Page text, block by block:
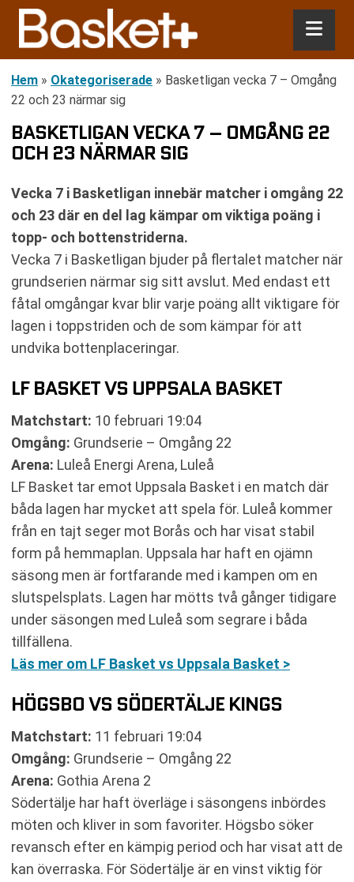
Hem » Okategoriserade » Basketligan vecka 7 – Omgång
22 och 23 närmar sig
BASKETLIGAN VECKA 7 – OMGÅNG 22
OCH 23 NÄRMAR SIG
Vecka 7 i Basketligan innebär matcher i omgång 22
och 23 där en del lag kämpar om viktiga poäng i
topp- och bottenstriderna.
Vecka 7 i Basketligan bjuder på flertalet matcher när
grundserien närmar sig sitt avslut. Med endast ett
fåtal omgångar kvar blir varje poäng allt viktigare för
lagen i toppstriden och de som kämpar för att
undvika bottenplaceringar.
LF BASKET VS UPPSALA BASKET
Matchstart: 10 februari 19:04
Omgång: Grundserie – Omgång 22
Arena: Luleå Energi Arena, Luleå
LF Basket tar emot Uppsala Basket i en match där
båda lagen har mycket att spela för. Luleå kommer
från en tajt seger mot Borås och har visat stabil
form på hemmaplan. Uppsala har haft en ojämn
säsong men är fortfarande med i kampen om en
slutspelsplats. Lagen har mötts två gånger tidigare
under säsongen med Luleå som segrare i båda
tillfällena.
Läs mer om LF Basket vs Uppsala Basket >
HÖGSBO VS SÖDERTÄLJE KINGS
Matchstart: 11 februari 19:04
Omgång: Grundserie – Omgång 22
Arena: Gothia Arena 2
Södertälje har haft överläge i säsongens inbördes
möten och kliver in som favoriter. Högsbo söker
revansch efter en kämpig period och har visat att de
kan överraska. För Södertälje är en vinst viktig för